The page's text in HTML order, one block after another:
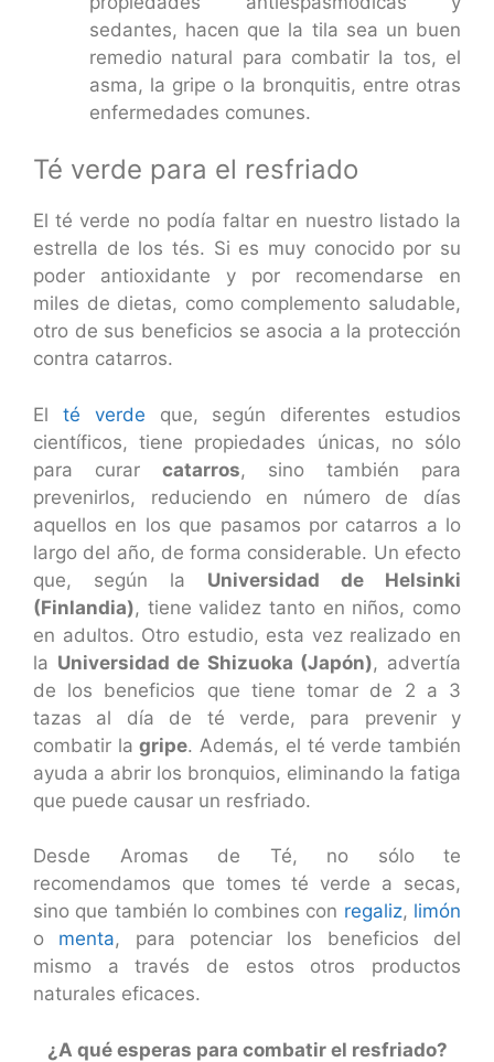
sedantes, hacen que la tila sea un buen
remedio natural para combatir la tos, el
asma, la gripe o la bronquitis, entre otras
enfermedades comunes.
Té verde para el resfriado
El té verde no podía faltar en nuestro listado la
estrella de los tés. Si es muy conocido por su
poder antioxidante y por recomendarse en
miles de dietas, como complemento saludable,
otro de sus beneficios se asocia a la protección
contra catarros.
El té verde que, según diferentes estudios
científicos, tiene propiedades únicas, no sólo
para curar catarros, sino también para
prevenirlos, reduciendo en número de días
aquellos en los que pasamos por catarros a lo
largo del año, de forma considerable. Un efecto
que, según la Universidad de Helsinki
(Finlandia), tiene validez tanto en niños, como
en adultos. Otro estudio, esta vez realizado en
la Universidad de Shizuoka (Japón), advertía
de los beneficios que tiene tomar de 2 a 3
tazas al día de té verde, para prevenir y
combatir lagripe. Además, el té verde también
ayuda a abrir los bronquios, eliminando la fatiga
que puede causar un resfriado.
Desde Aromas de Té, no sólo te
recomendamos que tomes té verde a secas,
sino que también lo combines con regaliz, limón
o menta, para potenciar los beneficios del
mismo a través de estos otros productos
naturales eficaces.
¿A qué esperas para combatir el resfriado?